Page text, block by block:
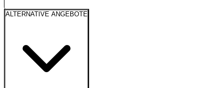
ALTERNATIVE ANGEBOTE